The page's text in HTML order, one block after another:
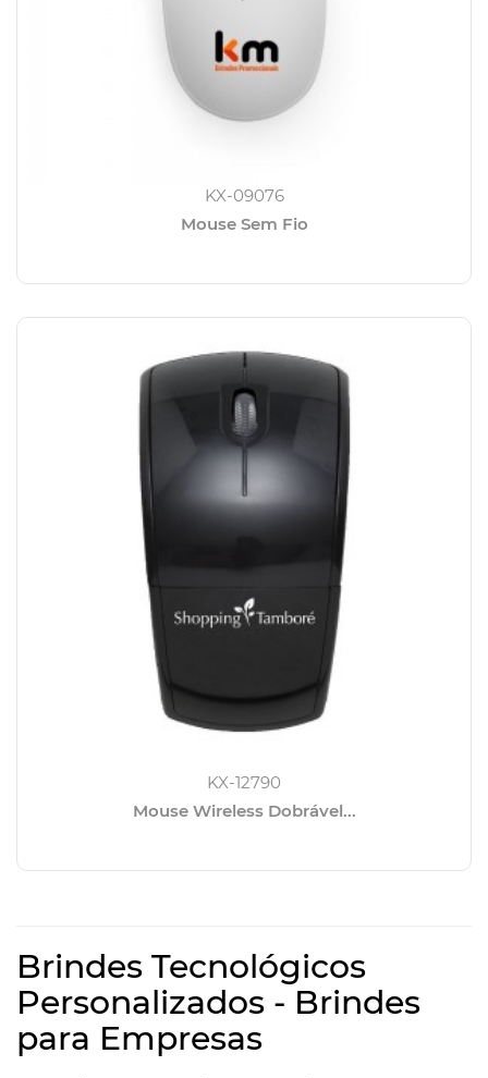
KX-09076
Mouse Sem Fio
KX-12790
Mouse Wireless Dobrável...
Brindes Tecnológicos
Personalizados - Brindes
para Empresas